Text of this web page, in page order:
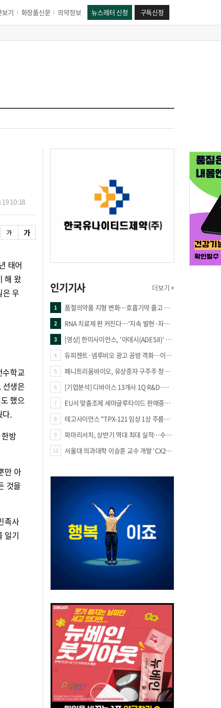
보기 화장품신문 의약정보 뉴스레터 신청 구독신청
10:18
태어
해 왔
은 우
수학교
선생은
했으
다.
방
만 아
것을
족사
일기
인기기사 더보기 +
1 품절의약품 지형 변화…호흡기약 줄고 만성질환 복합제 늘었다
2 RNA 치료제 판 커진다…‘지속 발현·자가증폭·단백질 복원’ 경쟁
3 [영상] 한미사이언스, '아데시(ADESII)' 앞세워 더마 시장 판도 바꾼다
4 듀피젠트·넴루비오 광고 공방 격화…이번엔 사노피가 일부 문구 변경
5 페니트리움바이오, 유상증자 구주주 청약률 91.03% 기록
6 [기업분석] 디바이스 13개사 1Q R&D·해외매출 증가
7 EU서 맞춤조제 세마글루타이드 판매중단 판결
8 테고사이언스 "TPX-121 임상 1상 주름개선 66.7%·안전성 확보"
9 파마리서치, 상반기 역대 최대 실적…수출 47% 늘며 성장 견인
10 서울대 의과대학 이승훈 교수 개발 ‘CX213’, 미국 FDA 패스트트랙 지정